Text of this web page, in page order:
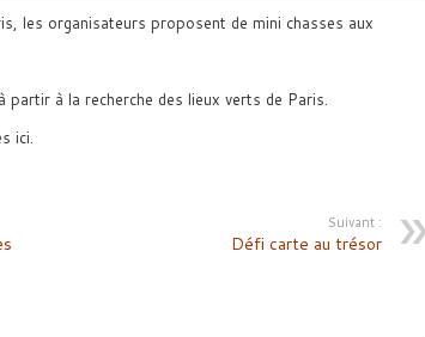
les organisateurs proposent de mini chasses aux
à la recherche des lieux verts de Paris.
ici.
Suivant :
Défi carte au trésor